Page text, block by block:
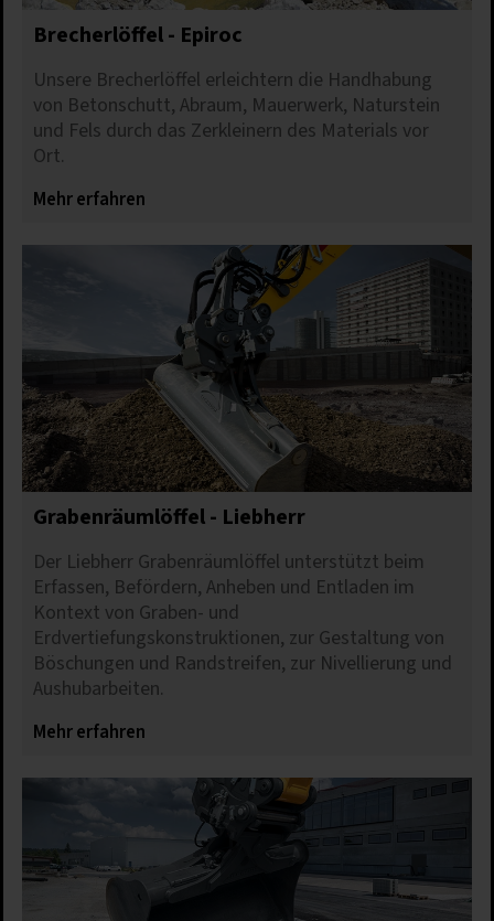
Brecherlöffel - Epiroc
Unsere Brecherlöffel erleichtern die Handhabung
von Betonschutt, Abraum, Mauerwerk, Naturstein
und Fels durch das Zerkleinern des Materials vor
Ort.
Mehr erfahren
Grabenräumlöffel - Liebherr
Der Liebherr Grabenräumlöffel unterstützt beim
Erfassen, Befördern, Anheben und Entladen im
Kontext von Graben- und
Erdvertiefungskonstruktionen, zur Gestaltung von
Böschungen und Randstreifen, zur Nivellierung und
Aushubarbeiten.
Mehr erfahren